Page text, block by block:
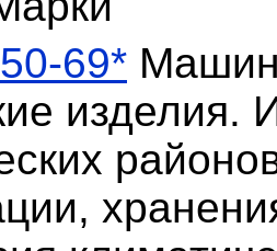
69*
изделия.